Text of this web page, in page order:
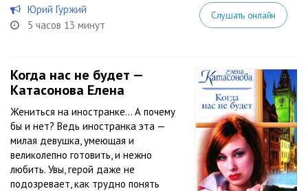
Юрий Гуржий
5 часов 13 минут
Слушать онлайн
Когда нас не будет —
Катасонова Елена
Жениться на иностранке… А почему
бы и нет? Ведь иностранка эта —
милая девушка, умеющая и
великолепно готовить, и нежно
любить. Увы, герой даже не
подозревает, как трудно понять